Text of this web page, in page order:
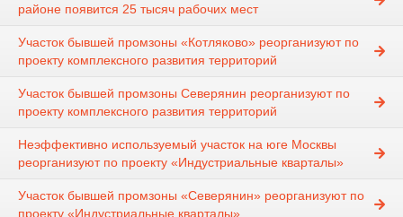
районе появится 25 тысяч рабочих мест
Участок бывшей промзоны «Котляково» реорганизуют по
проекту комплексного развития территорий
Участок бывшей промзоны Северянин реорганизуют по
проекту комплексного развития территорий
Неэффективно используемый участок на юге Москвы
реорганизуют по проекту «Индустриальные кварталы»
Участок бывшей промзоны «Северянин» реорганизуют по
проекту «Индустриальные кварталы»